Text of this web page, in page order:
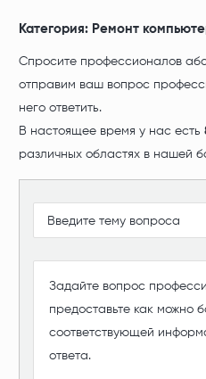
Категория: Ремонт
Спросите профессионалов
отправим ваш вопрос
него ответить.
В настоящее время у нас есть
различных областях в нашей